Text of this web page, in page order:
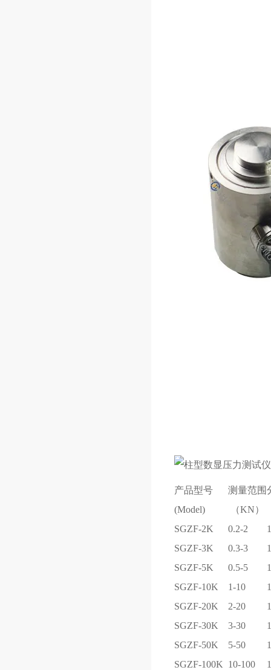
柱型数显压力测试
产品型号
(Model)
测量范围
（KN）
SGZF-2K
0.2-2
1
SGZF-3K
0.3-3
1
SGZF-5K
0.5-5
1
SGZF-10K
1-10
SGZF-20K
2-20
SGZF-30K
3-30
SGZF-50K
5-50
SGZF-100K 10-100